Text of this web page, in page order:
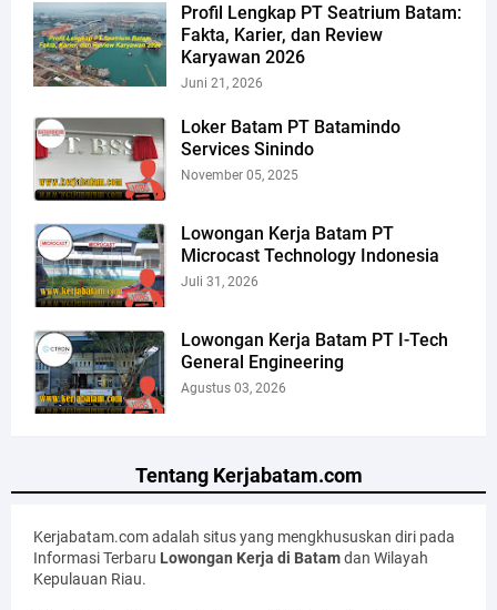
Profil Lengkap PT Seatrium Batam:
Fakta, Karier, dan Review
Karyawan 2026
Juni 21, 2026
Loker Batam PT Batamindo
Services Sinindo
November 05, 2025
Lowongan Kerja Batam PT
Microcast Technology Indonesia
Juli 31, 2026
Lowongan Kerja Batam PT I-Tech
General Engineering
Agustus 03, 2026
Tentang Kerjabatam.com
Kerjabatam.com adalah situs yang mengkhususkan diri pada
Informasi Terbaru Lowongan Kerja di Batamdan Wilayah
Kepulauan Riau.